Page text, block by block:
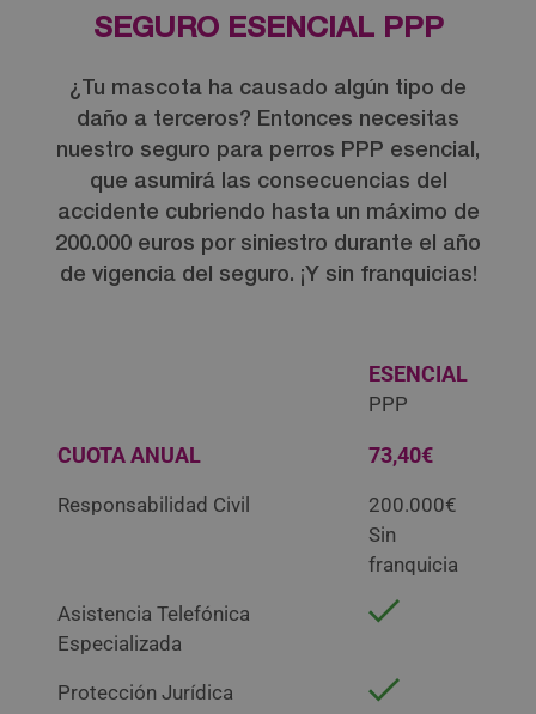
profesio
nalidad"
Mucha
s
gracias
Ana.
No sé
si
finalme
nte
que no,
porque
atendid
lo has
os
variado
para ti
como
para tu
pelud@
Incluye
también
camiset
recaud
ado es
a
es
ones.
SEGURO ESENCIAL PPP
¿Tu mascota ha causado algún tipo de
daño a terceros? Entonces necesitas
nuestro seguro para perros PPP esencial,
que asumirá las consecuencias del
accidente cubriendo hasta un máximo de
200.000 euros por siniestro durante el año
de vigencia del seguro. ¡Y sin franquicias!
ESENCIAL
PPP
CUOTA ANUAL 73,40€
Responsabilidad Civil
200.000€
Sin
franquicia
Asistencia Telefónica
Especializada
Protección Jurídica